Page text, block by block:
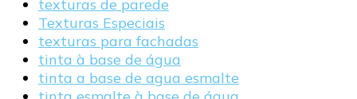
texturas de parede
Texturas Especiais
texturas para fachadas
tinta à base de água
tinta a base de agua esmalte